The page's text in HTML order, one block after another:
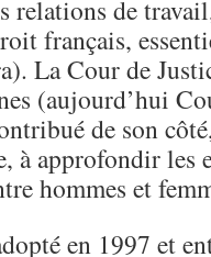
relations de
français,
La Cour de
(aujourd’hui
de son
à approfondir les
hommes et
en 1997 et